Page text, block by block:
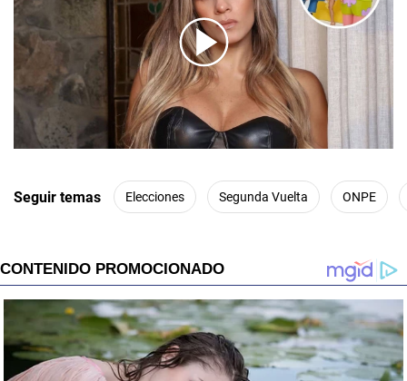
00:00 01:00
Seguir temas Elecciones Segunda Vuelta ONPE